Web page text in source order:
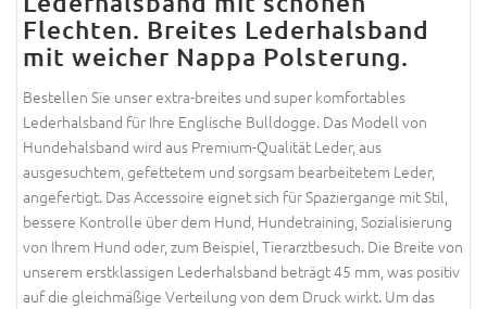
Flechten. Breites Lederhalsband
mit weicher Nappa Polsterung.
Bestellen Sie unser extra-breites und super komfortables
Lederhalsband für Ihre Englische Bulldogge. Das Modell von
Hundehalsband wird aus Premium-Qualität Leder, aus
ausgesuchtem, gefettetem und sorgsam bearbeitetem Leder,
angefertigt. Das Accessoire eignet sich für Spaziergange mit Stil,
bessere Kontrolle über dem Hund, Hundetraining, Sozialisierung
von Ihrem Hund oder, zum Beispiel, Tierarztbesuch. Die Breite von
unserem erstklassigen Lederhalsband beträgt 45 mm, was positiv
auf die gleichmäßige Verteilung von dem Druck wirkt. Um das